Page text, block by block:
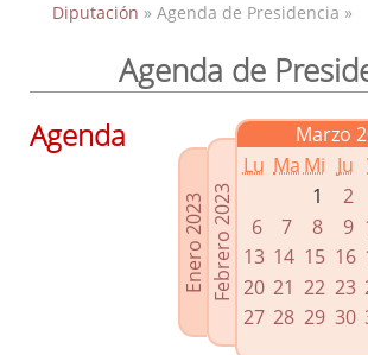
Presidencia
Grupos Políticos
Enlaces relacionados
Agenda de Presidencia
Plenos provinciales y Juntas de gobierno
Oficina de Proyectos Europeos
Diputación » Agenda de Presidencia »
Agenda de
Enero 2023Febrero 2023
Marzo
Lu Ma Mi Ju
1
2
6
7 8 9
13 14 15 16
20 21 22 23
27 28 29 30
Agenda